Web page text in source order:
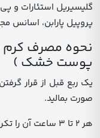
پروپیل پارابن، اسانس
نحوه مصرف
پوست خشک )
یک ربع قبل از قرار
صورت بمالید.
هر ۲ تا ۳ ساعت آن را تکرار نمایید.